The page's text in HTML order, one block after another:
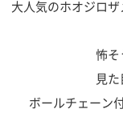
大人気のホオジロ
怖そ
見た
ボールチェーン